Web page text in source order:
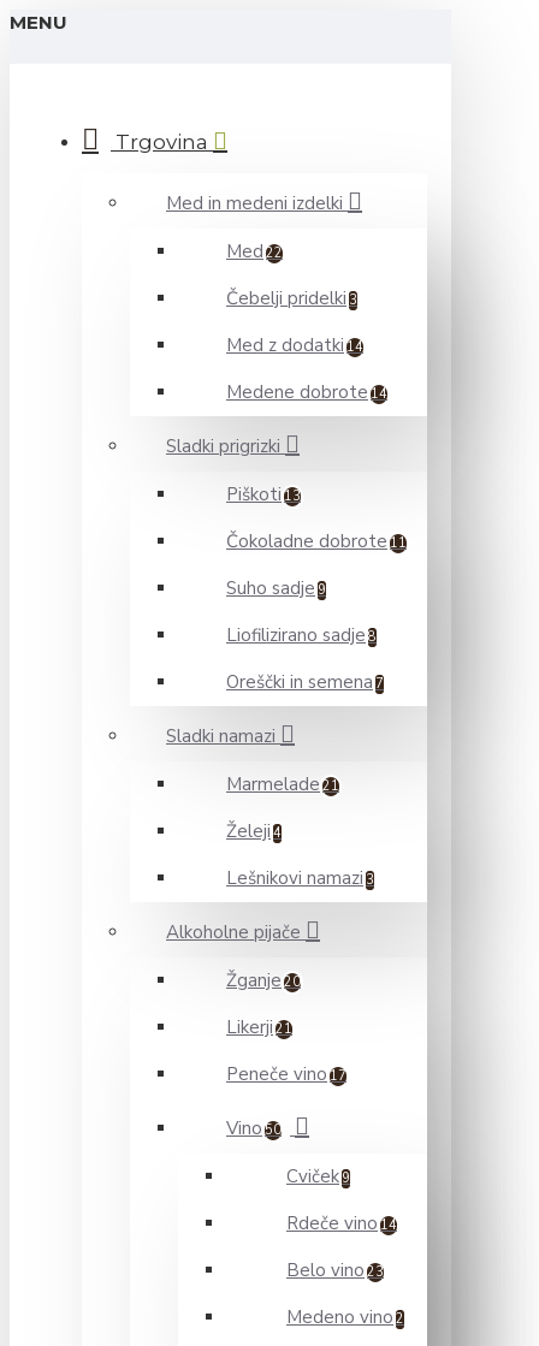
MENU
Trgovina
Med in medeni izdelki
Med 22
Čebelji pridelki 3
Med z dodatki 14
Medene dobrote 14
Sladki prigrizki
Piškoti 13
Čokoladne dobrote 11
Suho sadje 9
Liofilizirano sadje 8
Oreščki in semena 7
Sladki namazi
Marmelade 21
Želeji 4
Lešnikovi namazi 3
Alkoholne pijače
Žganje 20
Likerji 21
Peneče vino 17
Vino 50
Cviček 9
Rdeče vino 14
Belo vino 23
Medeno vino 2